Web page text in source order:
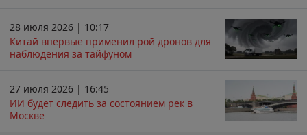
28 июля 2026 | 10:17
Китай впервые применил рой дронов для
наблюдения за тайфуном
27 июля 2026 | 16:45
ИИ будет следить за состоянием рек в
Москве